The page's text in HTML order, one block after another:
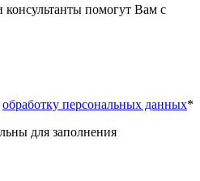
помогут Вам с
обработку персональных данных*
для заполнения